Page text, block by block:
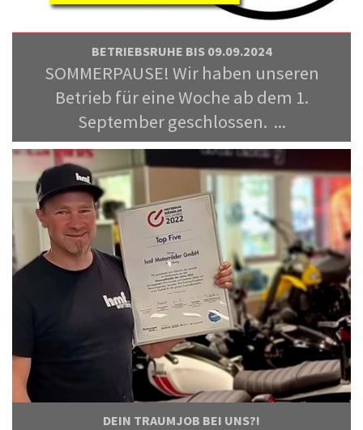
BETRIEBSRUHE BIS 09.09.2024
SOMMERPAUSE! Wir haben unseren
Betrieb für eine Woche ab dem 1.
September geschlossen. ...
DEIN TRAUMJOB BEI UNS?!